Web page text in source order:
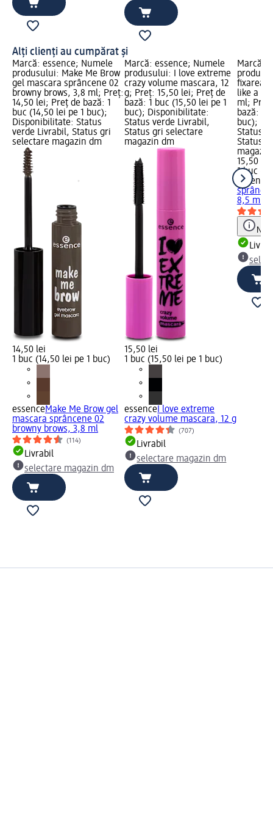
Alți clienți au cumpărat și
Marcă: essence; Numele
produsului: Make Me Brow
gel mascara sprâncene 02
browny brows, 3,8 ml; Preț:
14,50 lei; Preț de bază: 1
buc (14,50 lei pe 1 buc);
Disponibilitate: Status
verde Livrabil, Status gri
selectare magazin dm
14,50 lei
1 buc (14,50 lei pe 1 buc)
essenceMake Me Brow gel
mascara sprâncene 02
browny brows, 3,8 ml
(114)
Livrabil
selectare magazin dm
Marcă: essence; Numele
produsului: I love extreme
crazy volume mascara, 12
g; Preț: 15,50 lei; Preț de
bază: 1 buc (15,50 lei pe 1
buc); Disponibilitate:
Status verde Livrabil,
Status gri selectare
magazin dm
15,50 lei
1 buc (15,50 lei pe 1 buc)
essenceI love extreme
crazy volume mascara, 12 g
(707)
Livrabil
selectare magazin dm
Marcă:
fixarea
like a
ml;
bază: 1
buc);
Status
Status
15,50 lei
1 buc
essence
8,5 ml
Notă